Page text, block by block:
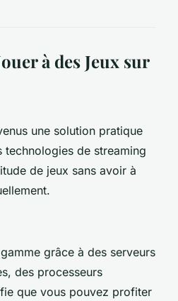
à des Jeux sur
une solution pratique
technologies de streaming
de jeux sans avoir à
grâce à des serveurs
des processeurs
que vous pouvez profiter